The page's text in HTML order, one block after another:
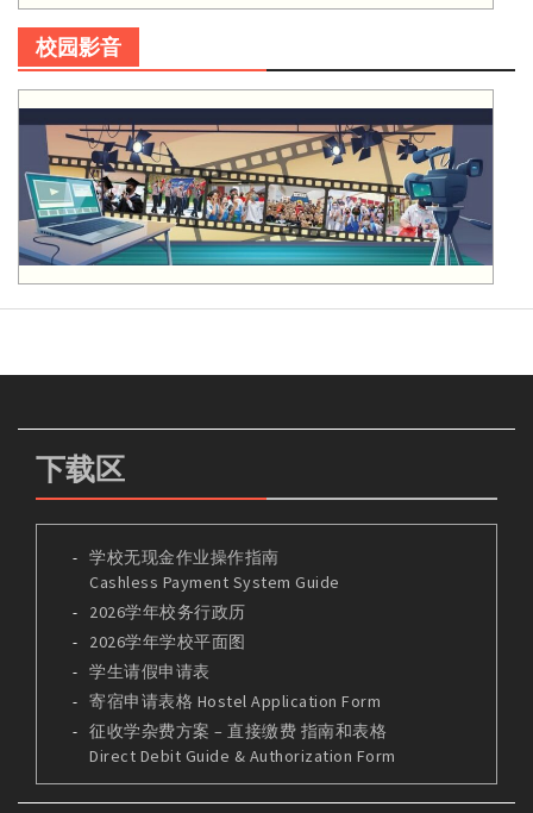
校园影音
下载区
学校无现金作业操作指南
Cashless Payment System Guide
2026学年校务行政历
2026学年学校平面图
学生请假申请表
寄宿申请表格 Hostel Application Form
征收学杂费方案 – 直接缴费 指南和表格
Direct Debit Guide & Authorization Form